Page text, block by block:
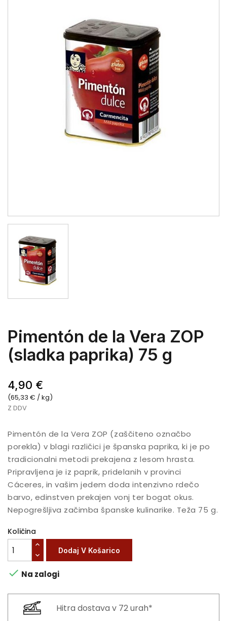
Pimentón de la Vera ZOP
(sladka paprika) 75 g
4,90 €
(65,33 € / kg)
Z DDV
Pimentón de la Vera ZOP (zaščiteno označbo
porekla) v blagi različici je španska paprika, ki je po
tradicionalni metodi prekajena z lesom hrasta.
Pripravljena je iz paprik, pridelanih v provinci
Cáceres, in vašim jedem doda intenzivno rdečo
barvo, edinstven prekajen vonj ter bogat okus.
Nepogrešljiva začimba španske kulinarike. Teža 75 g.
Količina
Dodaj V Košarico
 Na zalogi
Hitra dostava v 72 urah*